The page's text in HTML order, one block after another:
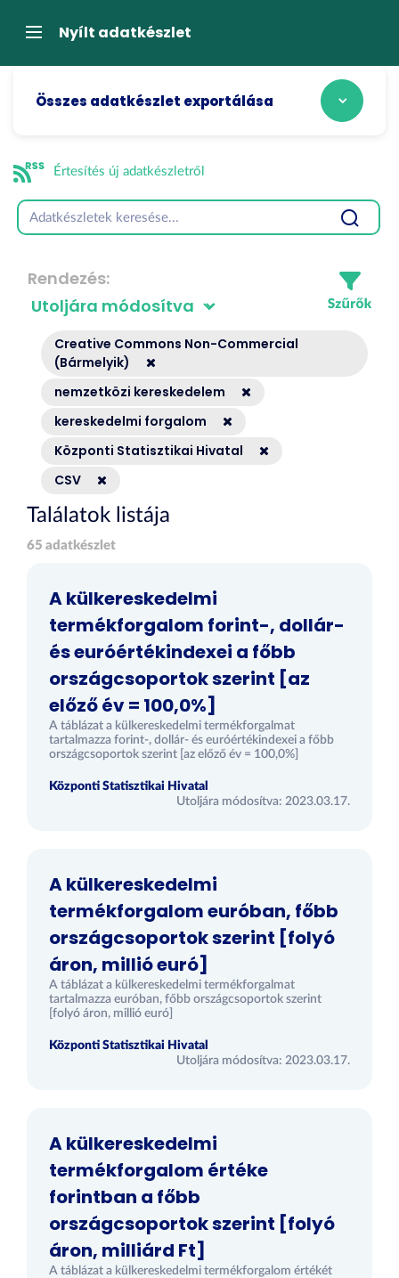
átugrásaNavigációNyílt adatkészlet
Összes adatkészlet exportálása
Értesítés új adatkészletről
Rendezés
Creative Commons Non-Commercial
(Bármelyik)
nemzetközi kereskedelem
kereskedelmi forgalom
Központi Statisztikai Hivatal
CSV
Találatok listája
65 adatkészlet
A külkereskedelmi
termékforgalom forint-, dollár-
és euróértékindexei a főbb
országcsoportok szerint [az
előző év = 100,0%]
A táblázat a külkereskedelmi termékforgalmat
tartalmazza forint-, dollár- és euróértékindexei a főbb
országcsoportok szerint [az előző év = 100,0%]
Központi Statisztikai Hivatal
Utoljára módosítva: 2023.03.17.
A külkereskedelmi
termékforgalom euróban, főbb
országcsoportok szerint [folyó
áron, millió euró]
A táblázat a külkereskedelmi termékforgalmat
tartalmazza euróban, főbb országcsoportok szerint
[folyó áron, millió euró]
Központi Statisztikai Hivatal
Utoljára módosítva: 2023.03.17.
A külkereskedelmi
termékforgalom értéke
forintban a főbb
országcsoportok szerint [folyó
áron, milliárd Ft]
A táblázat a külkereskedelmi termékforgalom értékét